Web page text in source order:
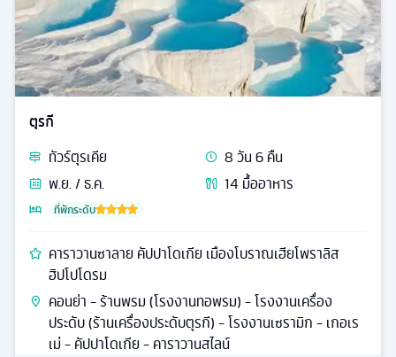
ตุรกี
ทัวร์ตุรเคีย 8วัน6คืน
พ.ย. / ธ.ค.
14 มื้ออาหาร
ที่พักระดับ
คาราวานซาลาย คัปปาโดเกีย เมืองโบราณเฮียโพราลิส
ฮิปโปโดรม
คอนย่า - ร้านพรม (โรงงานทอพรม) - โรงงานเครื่อง
ประดับ (ร้านเครื่องประดับตุรกี) - โรงงานเซรามิก - เกอเร
เม่ - คัปปาโดเกีย - คาราวานสไลน์